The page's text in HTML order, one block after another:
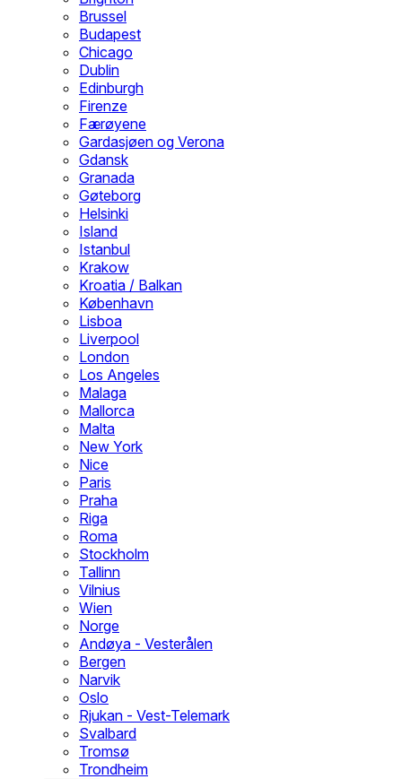
Brussel
Budapest
Chicago
Dublin
Edinburgh
Firenze
Færøyene
Gardasjøen og Verona
Gdansk
Granada
Gøteborg
Helsinki
Island
Istanbul
Krakow
Kroatia / Balkan
København
Lisboa
Liverpool
London
Los Angeles
Malaga
Mallorca
Malta
New York
Nice
Paris
Praha
Riga
Roma
Stockholm
Tallinn
Vilnius
Wien
Norge
Andøya - Vesterålen
Bergen
Narvik
Oslo
Rjukan - Vest-Telemark
Svalbard
Tromsø
Trondheim